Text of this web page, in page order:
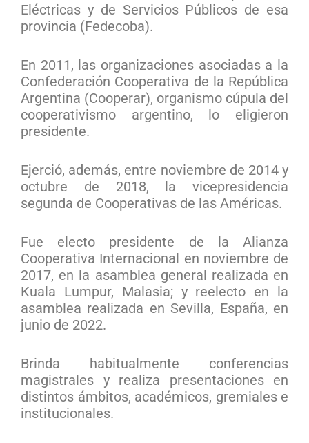
Eléctricas y de Servicios Públicos de esa
provincia (Fedecoba).
En 2011, las organizaciones asociadas a la
Confederación Cooperativa de la República
Argentina (Cooperar), organismo cúpula del
cooperativismo argentino, lo eligieron
presidente.
Ejerció, además, entre noviembre de 2014 y
octubre de 2018, la vicepresidencia
segunda de Cooperativas de las Américas.
Fue electo presidente de la Alianza
Cooperativa Internacional en noviembre de
2017, en la asamblea general realizada en
Kuala Lumpur, Malasia; y reelecto en la
asamblea realizada en Sevilla, España, en
junio de 2022.
Brinda habitualmente conferencias
magistrales y realiza presentaciones en
distintos ámbitos, académicos, gremiales e
institucionales.